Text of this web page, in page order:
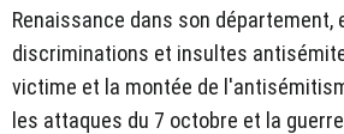
Renaissance dans son département,
discriminations et insultes
victime et la montée de
les attaques du 7 octobre et la